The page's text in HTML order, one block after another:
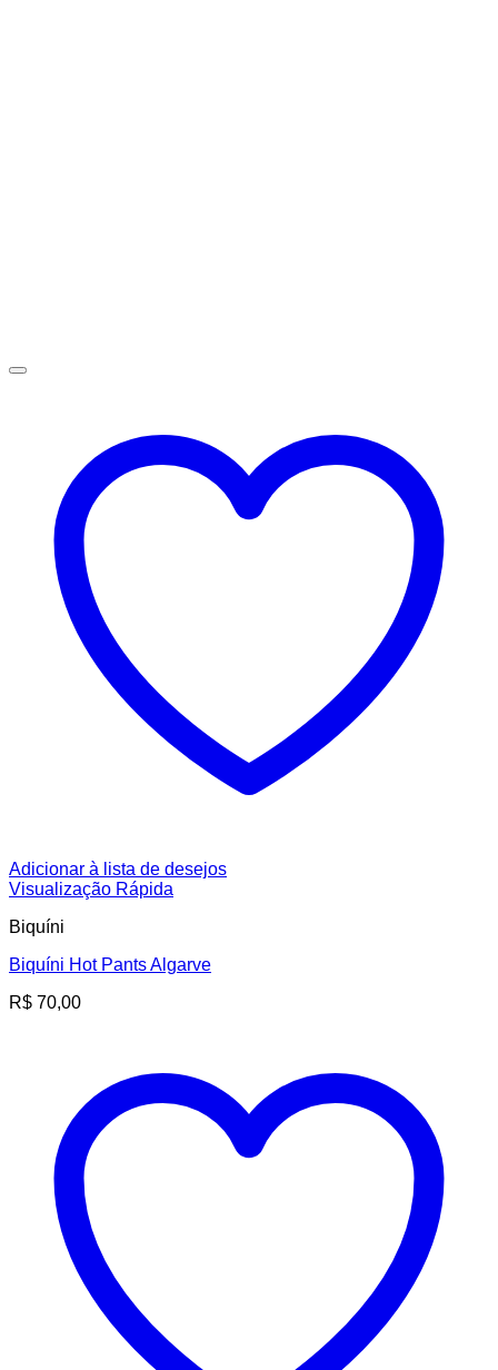
Adicionar à lista de desejos
Visualização Rápida
Biquíni
Biquíni Hot Pants Algarve
R$ 70,00